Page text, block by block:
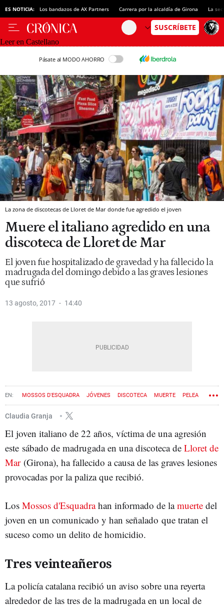
ES NOTICIA: Los bandazos de AX Partners Carrera por la alcaldía de Girona La
Leer en Castellano
Pásate al MODO AHORRO
La zona de discotecas de Lloret de Mar donde fue agredido el joven
Muere el italiano agredido en una
discoteca de Lloret de Mar
El joven fue hospitalizado de gravedad y ha fallecido la
madrugada del domingo debido a las graves lesiones
que sufrió
13 agosto, 2017 14:40
MOSSOS D'ESQUADRA JÓVENES DISCOTECA MUERTE PELEA
LLORET DE MAR
Claudia Granja
El joven italiano de 22 años, víctima de una agresión
este sábado de madrugada en una discoteca de Lloret de
Mar(Girona), ha fallecido a causa de las graves lesiones
provocadas por la paliza que recibió.
Los Mossos d'Esquadrahan informado de lamuerte del
joven en un comunicado y han señalado que tratan el
suceso como un delito de homicidio.
Tres veinteañeros
La policía catalana recibió un aviso sobre una reyerta
alrededor de las tres de la madrugada en un local de